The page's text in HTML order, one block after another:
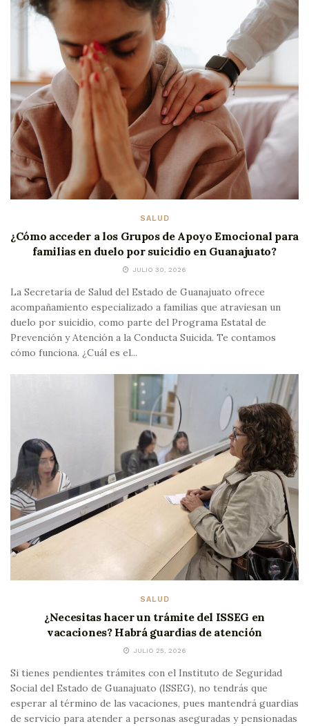
SALUD
¿Cómo acceder a los Grupos de Apoyo Emocional para
familias en duelo por suicidio en Guanajuato?
JULIO 30, 2026
La Secretaría de Salud del Estado de Guanajuato ofrece
acompañamiento especializado a familias que atraviesan un
duelo por suicidio, como parte del Programa Estatal de
Prevención y Atención a la Conducta Suicida. Te contamos
cómo funciona. ¿Cuál es el...
SALUD
¿Necesitas hacer un trámite del ISSEG en
vacaciones? Habrá guardias de atención
JULIO 25, 2026
Si tienes pendientes trámites con el Instituto de Seguridad
Social del Estado de Guanajuato (ISSEG), no tendrás que
esperar al término de las vacaciones, pues mantendrá guardias
de servicio para atender a personas aseguradas y pensionadas